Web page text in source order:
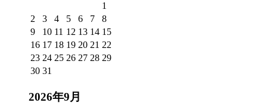
1
2
3 4 5 6 7
8
9
10 11 12 13 14 15
16 17 18 19 20 21 22
23 24 25 26 27 28 29
30 31
2026年9月